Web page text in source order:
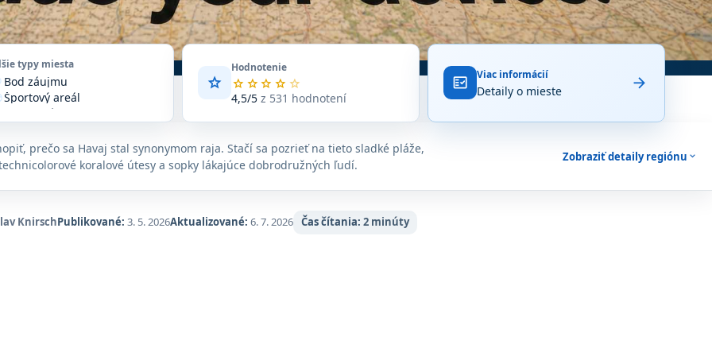
typy miesta
Bod záujmu
Športový areál
Turistická atrakcia
Zariadenie
star
Hodnotenie
star star star star star
4,5/5z 531 hodnotení
Priemerné
hodnotenie
z
na
základe
Google
fact_check Viac informácií
Detaily o mieste arrow_forward
prečo sa Havaj stal synonymom raja. Stačí sa pozrieť na tieto sladké pláže,
koralové útesy a sopky lákajúce dobrodružných ľudí.
Zobraziť detaily regiónu expand_more
KnirschPublikované: 3. 5. 2026Aktualizované: 6. 7. 2026 Čas čítania: 2 minúty